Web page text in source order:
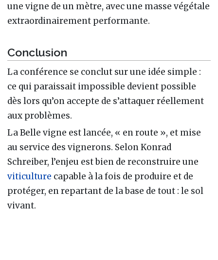
une vigne de un mètre, avec une masse végétale
extraordinairement performante.
Conclusion
La conférence se conclut sur une idée simple :
ce qui paraissait impossible devient possible
dès lors qu’on accepte de s’attaquer réellement
aux problèmes.
La Belle vigne est lancée, « en route », et mise
au service des vignerons. Selon Konrad
Schreiber, l’enjeu est bien de reconstruire une
viticulture capable à la fois de produire et de
protéger, en repartant de la base de tout : le sol
vivant.